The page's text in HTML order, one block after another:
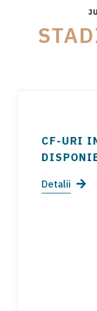
CF-URI
Detalii